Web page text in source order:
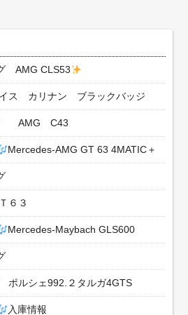
AMG CLS53
ス カリナン ブラックバッジ
グ AMG C43
Mercedes-AMG GT 63 4MATIC＋
６３
Mercedes-Maybach GLS600
ポルシェ992.２タルガ4GTS
入庫情報